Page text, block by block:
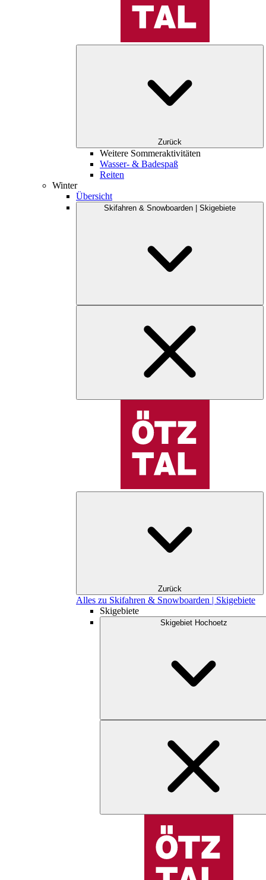
Zurück
Weitere Sommeraktivitäten
Wasser- & Badespaß
Reiten
Winter
Übersicht
Skifahren & Snowboarden | Skigebiete
Zurück
Alles zu Skifahren & Snowboarden | Skigebiete
Skigebiete
Skigebiet Hochoetz